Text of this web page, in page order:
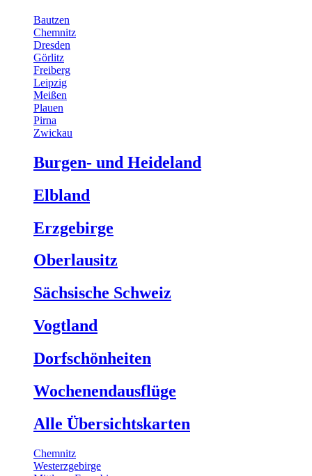
Bautzen
Chemnitz
Dresden
Görlitz
Freiberg
Leipzig
Meißen
Plauen
Pirna
Zwickau
Burgen- und Heideland
Elbland
Erzgebirge
Oberlausitz
Sächsische Schweiz
Vogtland
Dorfschönheiten
Wochenendausflüge
Alle Übersichtskarten
Chemnitz
Westerzgebirge